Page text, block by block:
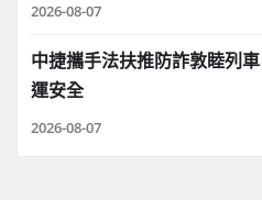
2026-08-07
中捷攜手法扶推防詐敦睦列
運安全
2026-08-07